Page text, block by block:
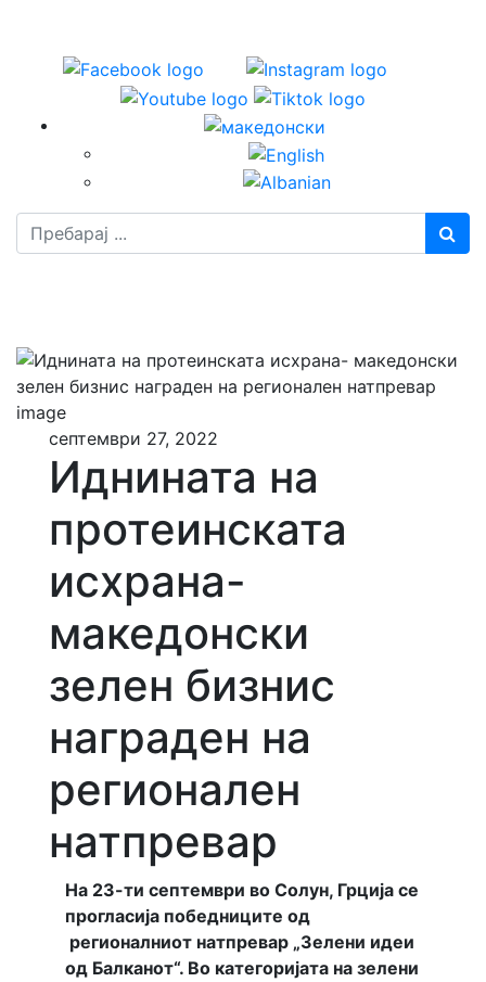
септември 27, 2022
Иднината на
протеинската
исхрана-
македонски
зелен бизнис
награден на
регионален
натпревар
На 23-ти септември во Солун, Грција се
прогласија победниците од
регионалниот натпревар „Зелени идеи
од Балканот“. Во категоријата на зелени